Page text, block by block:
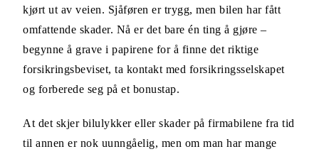
kjørt ut av veien. Sjåføren er trygg, men bilen har fått
omfattende skader. Nå er det bare én ting å gjøre –
begynne å grave i papirene for å finne det riktige
forsikringsbeviset, ta kontakt med forsikringsselskapet
og forberede seg på et bonustap.
At det skjer bilulykker eller skader på firmabilene fra tid
til annen er nok uunngåelig, men om man har mange